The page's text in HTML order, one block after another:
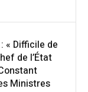
« Difficile de
de l’État
Ministres